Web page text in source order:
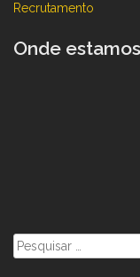
Recrutamento
Onde estamos
Pesquisar
por: